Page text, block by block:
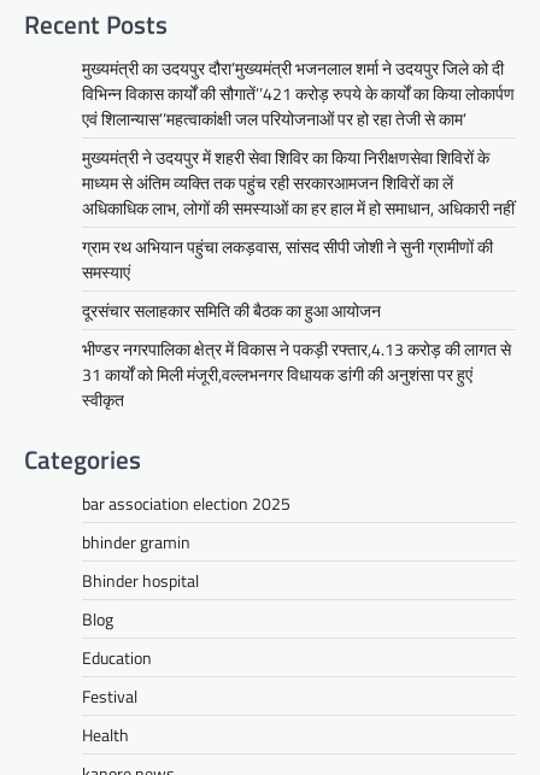
Recent Posts
मुख्यमंत्री का उदयपुर दौरा’मुख्यमंत्री भजनलाल शर्मा ने उदयपुर जिले को दी
विभिन्न विकास कार्यों की सौगातें’’421 करोड़ रुपये के कार्यों का किया लोकार्पण
एवं शिलान्यास’’महत्वाकांक्षी जल परियोजनाओं पर हो रहा तेजी से काम’
मुख्यमंत्री ने उदयपुर में शहरी सेवा शिविर का किया निरीक्षणसेवा शिविरों के
माध्यम से अंतिम व्यक्ति तक पहुंच रही सरकारआमजन शिविरों का लें
अधिकाधिक लाभ, लोगों की समस्याओं का हर हाल में हो समाधान, अधिकारी नहीं
ग्राम रथ अभियान पहुंचा लकड़वास, सांसद सीपी जोशी ने सुनी ग्रामीणों की
समस्याएं
दूरसंचार सलाहकार समिति की बैठक का हुआ आयोजन
भीण्डर नगरपालिका क्षेत्र में विकास ने पकड़ी रफ्तार,4.13 करोड़ की लागत से
31 कार्यों को मिली मंजूरी,वल्लभनगर विधायक डांगी की अनुशंसा पर हुएं
स्वीकृत
Categories
bar association election 2025
bhinder gramin
Bhinder hospital
Blog
Education
Festival
Health
समाधान, अधिकारी नहीं
Mewari Khabar June 17, 2026
उदयपुर जयपुर 17 जून। मुख्यमंत्री भजनलाल शर्मा ने
बुधवार को उदयपुर प्रवास के दौरान उदयपुर विकास
प्राधिकरण में आयोजित शहरी…
Facebook
EmailWhatsApp
Reddit
X
Share
सीपी जोशी
ग्राम रथ अभियान पहुंचा लकड़वास, सांसद
अंतिम पायदान पर बैठे व्यक्ति तक योजनाओं का लाभ
पहुंचाने और उसे मुख्यधारा…
Facebook
EmailWhatsApp
Reddit
X
Share
UDAIPUR CITY NEWS
हुआ आयोजन